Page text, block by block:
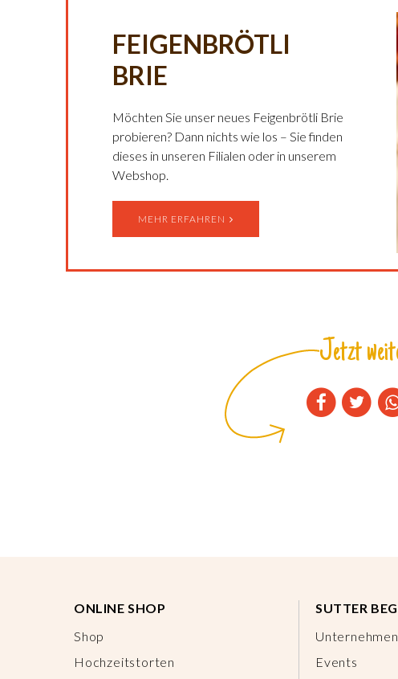
FEIGENBRÖTLI
BRIE
Möchten Sie unser neues Feigenbrötli Brie
probieren? Dann nichts wie los – Sie finden
dieses in unseren Filialen oder in unserem
Webshop.
MEHR ERFAHREN
Jetzt
ONLINE SHOP
Shop
Hochzeitstorten
SUTTER
Unternehmen
Events